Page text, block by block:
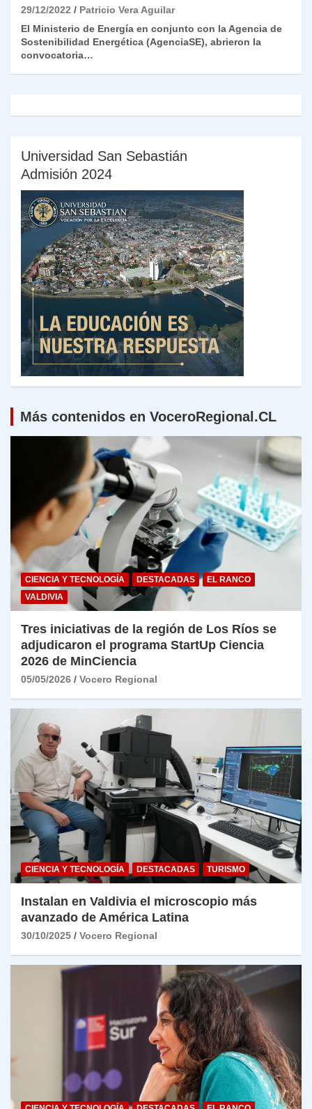
29/12/2022
Patricio Vera Aguilar
El Ministerio de Energía en conjunto con la Agencia de
Sostenibilidad Energética (AgenciaSE), abrieron la
convocatoria…
Universidad San Sebastián
Admisión 2024
Más contenidos en VoceroRegional.CL
CIENCIA Y TECNOLOGÍA DESTACADAS
EL RANCO
VALDIVIA
Tres iniciativas de la región de Los Ríos se
adjudicaron el programa StartUp Ciencia
2026 de MinCiencia
05/05/2026 Vocero Regional
CIENCIA Y TECNOLOGÍA DESTACADAS TURISMO
Instalan en Valdivia el microscopio más
avanzado de América Latina
30/10/2025 Vocero Regional